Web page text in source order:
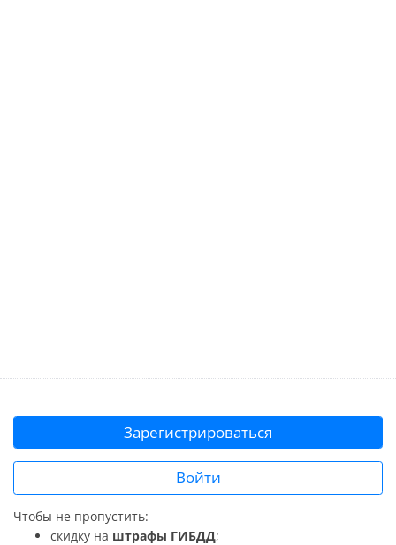
Зарегистрироваться
Войти
Чтобы не пропустить:
скидку на штрафы ГИБДД;